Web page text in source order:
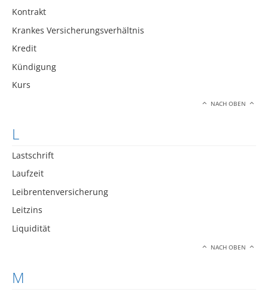
Kontrakt
Krankes Versicherungsverhältnis
Kredit
Kündigung
Kurs
NACH OBEN
L
Lastschrift
Laufzeit
Leibrentenversicherung
Leitzins
Liquidität
NACH OBEN
M